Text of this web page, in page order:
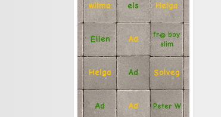
wilma els Helga
Ellen Ad fr@ boy
slim
Helga Ad Solveg
Ad Ad Peter W